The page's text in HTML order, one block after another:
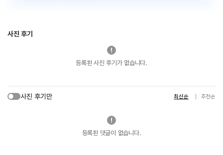
사진 후기
등록된 사진 후기가 없습니다.
사진 후기만 최신순 추천순
등록된 댓글이 없습니다.